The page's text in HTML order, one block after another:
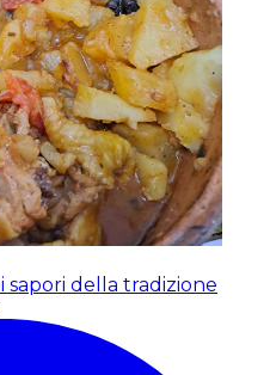
sapori della tradizione